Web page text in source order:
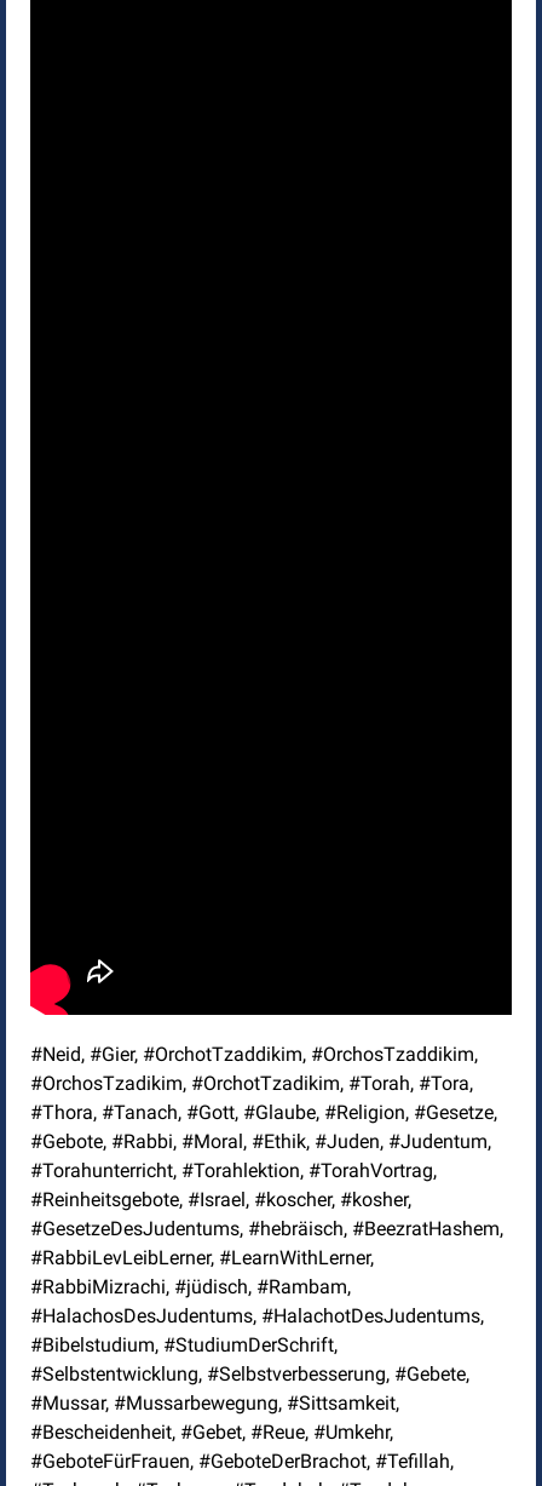
#Neid, #Gier, #OrchotTzaddikim, #OrchosTzaddikim,
#OrchosTzadikim, #OrchotTzadikim, #Torah, #Tora,
#Thora, #Tanach, #Gott, #Glaube, #Religion, #Gesetze,
#Gebote, #Rabbi, #Moral, #Ethik, #Juden, #Judentum,
#Torahunterricht, #Torahlektion, #TorahVortrag,
#Reinheitsgebote, #Israel, #koscher, #kosher,
#GesetzeDesJudentums, #hebräisch, #BeezratHashem,
#RabbiLevLeibLerner, #LearnWithLerner,
#RabbiMizrachi, #jüdisch, #Rambam,
#HalachosDesJudentums, #HalachotDesJudentums,
#Bibelstudium, #StudiumDerSchrift,
#Selbstentwicklung, #Selbstverbesserung, #Gebete,
#Mussar, #Mussarbewegung, #Sittsamkeit,
#Bescheidenheit, #Gebet, #Reue, #Umkehr,
#GeboteFürFrauen, #GeboteDerBrachot, #Tefillah,